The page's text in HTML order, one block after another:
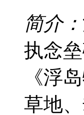
简介：
执念
《浮
草地